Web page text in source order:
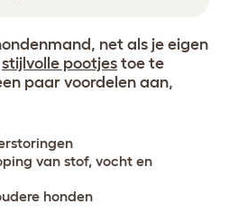
net als je eigen
stijlvolle pootjes toe te
paar voordelen aan,
van stof, vocht en
honden